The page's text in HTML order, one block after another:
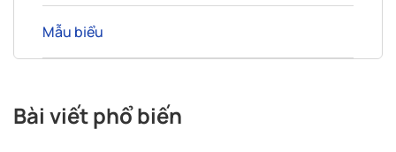
Mẫu biểu
Bài viết phổ biến